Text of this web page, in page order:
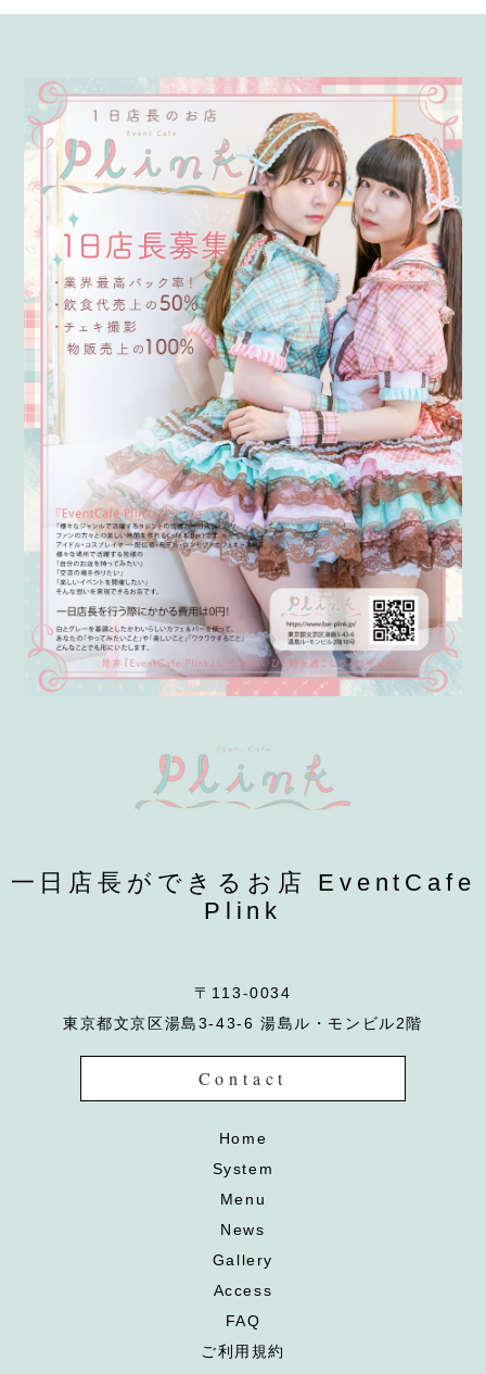
一日店長ができるお店 EventCafe
Plink
〒113-0034
東京都文京区湯島3-43-6 湯島ル・モンビル2階
Contact
Home
System
Menu
News
Gallery
Access
FAQ
ご利用規約